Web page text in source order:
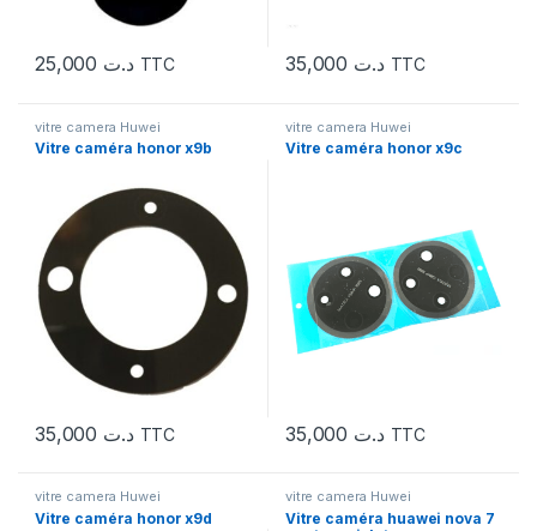
د.ت TTC د.ت TTC
vitre camera Huwei
Vitre caméra honor x9b
د.ت TTC
vitre camera Huwei
Vitre caméra honor x9c
د.ت TTC
vitre camera Huwei
Vitre caméra honor x9d
vitre camera Huwei
Vitre caméra huawei nova 7